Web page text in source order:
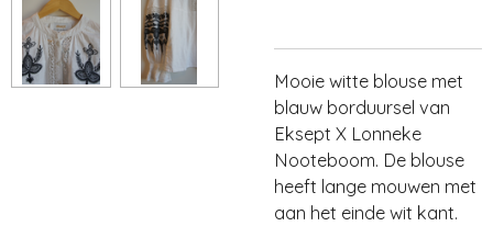
Mooie witte blouse met
blauw borduursel van
Eksept X Lonneke
Nooteboom. De blouse
heeft lange mouwen met
aan het einde wit kant.